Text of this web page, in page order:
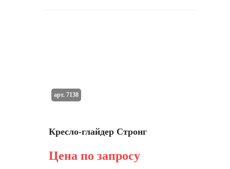
Кресло-глайдер Стронг
Цена по запросу
арт. 7138